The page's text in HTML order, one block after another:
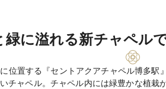
に溢れる新チャペル
位置する『セントアクアチャペル博多
チャペル。チャペル内には緑豊かな植
料理料金